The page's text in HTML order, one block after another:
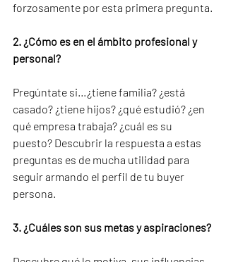
forzosamente por esta primera pregunta.
2. ¿Cómo es en el ámbito profesional y
personal?
Pregúntate si…¿tiene familia? ¿está
casado? ¿tiene hijos? ¿qué estudió? ¿en
qué empresa trabaja? ¿cuál es su
puesto? Descubrir la respuesta a estas
preguntas es de mucha utilidad para
seguir armando el perfil de tu buyer
persona.
3. ¿Cuáles son sus metas y aspiraciones?